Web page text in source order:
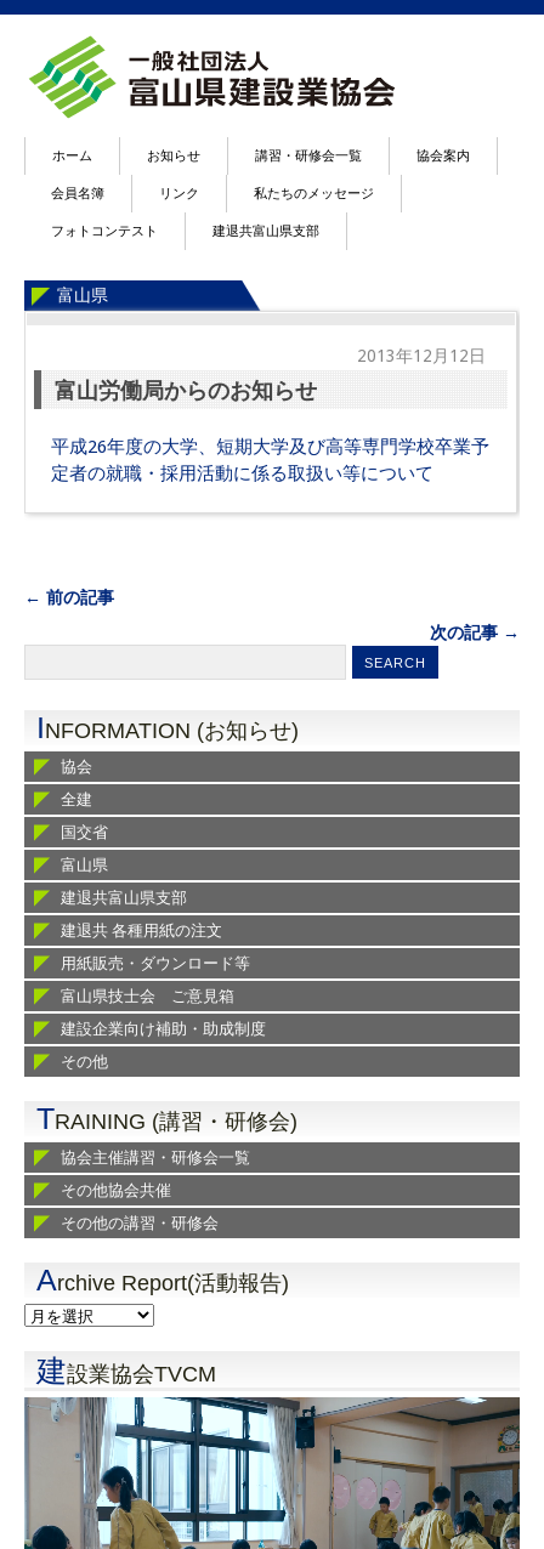
ホーム お知らせ 講習・研修会一覧 協会案内
会員名簿 リンク 私たちのメッセージ
フォトコンテスト 建退共富山県支部
富山県
2013年12月12日
富山労働局からのお知らせ
平成26年度の大学、短期大学及び高等専門学校卒業予
定者の就職・採用活動に係る取扱い等について
← 前の記事
次の記事 →
INFORMATION (お知らせ)
協会
全建
国交省
富山県
建退共富山県支部
建退共 各種用紙の注文
用紙販売・ダウンロード等
富山県技士会 ご意見箱
建設企業向け補助・助成制度
その他
TRAINING (講習・研修会)
協会主催講習・研修会一覧
その他協会共催
その他の講習・研修会
Archive Report(活動報告)
建設業協会TVCM